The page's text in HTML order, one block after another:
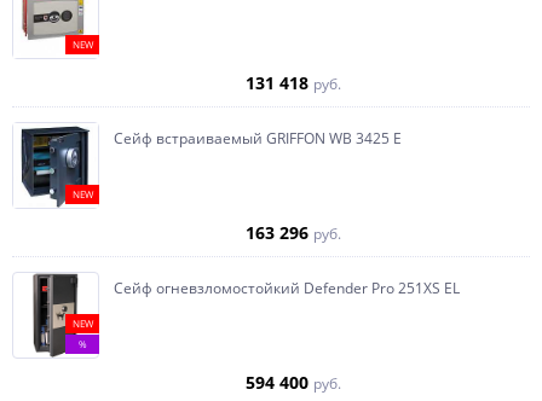
NEW
131 418 руб.
NEW
Сейф встраиваемый GRIFFON WB 3425 E
163 296 руб.
NEW
%
Сейф огневзломостойкий Defender Pro 251XS EL
594 400 руб.